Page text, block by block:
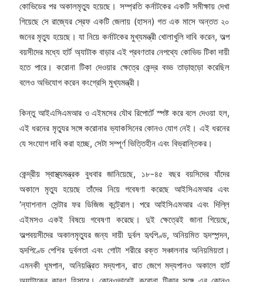
কোভিডের পর অকালমৃত্যু হয়েছে। সম্প্রতি কর্নাটকের একটি সমীক্ষায় দেখা
গিয়েছে সে রাজ্যের স্রেফ একটি জেলায় (হাসন) গত এক মাসে অন্তত ২০
জনের মৃত্যু হয়েছে। যা নিয়ে কর্নাটকের মুখ্যমন্ত্রী খোলাখুলি দাবি করেন, অল্প
বয়সীদের মধ্যে হার্ট অ্যাটাক বাড়ার এই প্রবণতার নেপথ্যে কোভিড টিকা দায়ী
হতে পারে। করোনা টিকা দেওয়ার ক্ষেত্রে কেন্দ্র বড্ড তাড়াহুড়ো করেছিল
বলেও অভিযোগ করেন কংগ্রেসি মুখ্যমন্ত্রী।
কিন্তু আইএসিএমআর ও এইমসের যৌথ রিপোর্টে স্পষ্ট করে বলে দেওয়া হল,
এই ধরনের মৃত্যুর সঙ্গে করোনার ভ্যাকসিনের কোনও যোগ নেই। এই ধরনের
যে সংযোগ দাবি করা হচ্ছে, সেটা সম্পূর্ণ ভিত্তিহীন এবং বিভ্রান্তিকর।
কেন্দ্রীয় স্বাস্থ্যমন্ত্রক বুধবার জানিয়েছে, ১৮-৪৫ বছর বয়সিদের যাঁদের
অকালে মৃত্যু হয়েছে তাঁদের নিয়ে গবেষণা করেছে আইসিএমআর এবং
‘ন্যাশনাল সেন্টার ফর ডিজিজ কন্ট্রোল। পরে আইসিএমআর এবং দিল্লি
এইমসও একই বিষয়ে গবেষণা করেছে। দুই ক্ষেত্রেই জানা গিয়েছে,
অল্পবয়সীদের অকালমৃত্যুর জন্য দায়ী দুর্বল হৃৎপিণ্ড, অনিয়মিত হৃদস্পন্দন,
হৃদপিণ্ডে পেশির দুর্বলতা এবং গোটা শরীরে রক্ত সঞ্চালনার অনিয়মিয়তা।
এমনকী ধূমপান, অনিয়ন্ত্রিত মদ্যপান, রাত জেগে মদ্যপানও অকালে হার্ট